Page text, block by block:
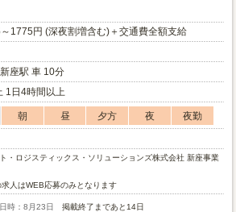
1775円 (深夜割増含む)＋交通費全額支給
座駅 車 10分
1日4時間以上
朝 昼 夕方 夜
夜勤
・ロジスティックス・ソリューションズ株式会社 新座事業
人はWEB応募のみとなります
時：8月23日 掲載終了まであと14日